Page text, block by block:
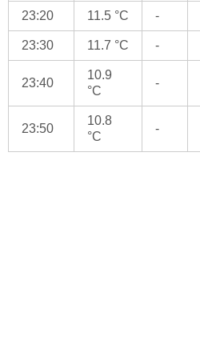
23:20 11.5 °C -
23:30 11.7 °C -
23:40
10.9
°C
-
23:50
10.8
°C
-